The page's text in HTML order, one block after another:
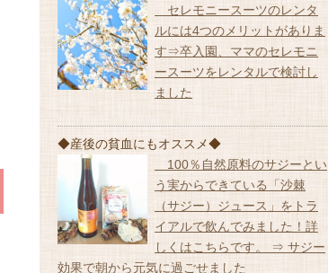
セレモニースーツのレンタ
ルには4つのメリットがありま
す⇒卒入園、ママのセレモニ
ースーツをレンタルで検討し
ました
◆産後の貧血にもオススメ◆
100％自然原料のサジーとい
う実からできている「沙棘
（サジー）ジュース」をトラ
イアルで飲んでみました！詳
しくはこちらです。 ⇒ サジー
効果で朝から元気に過ごせました